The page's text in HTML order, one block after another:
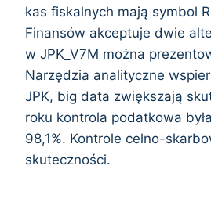
kas fiskalnych mają symbol
Finansów akceptuje dwie
w JPK_V7M można
Narzędzia analityczne
JPK, big data zwiększają
roku kontrola podatkowa
98,1%. Kontrole celno-
skuteczności.